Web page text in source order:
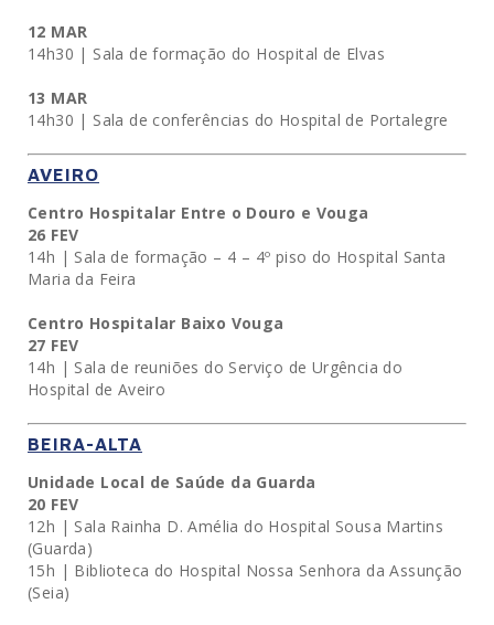
12 MAR
14h30 | Sala de formação do Hospital de Elvas
13 MAR
14h30 | Sala de conferências do Hospital de Portalegre
AVEIRO
Centro Hospitalar Entre o Douro e Vouga
26 FEV
14h | Sala de formação – 4 – 4º piso do Hospital Santa
Maria da Feira
Centro Hospitalar Baixo Vouga
27 FEV
14h | Sala de reuniões do Serviço de Urgência do
Hospital de Aveiro
BEIRA-ALTA
Unidade Local de Saúde da Guarda
20 FEV
12h | Sala Rainha D. Amélia do Hospital Sousa Martins
(Guarda)
15h | Biblioteca do Hospital Nossa Senhora da Assunção
(Seia)